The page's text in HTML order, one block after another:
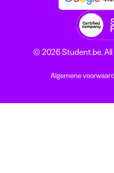
© 2026 Student.be. All
Algemene